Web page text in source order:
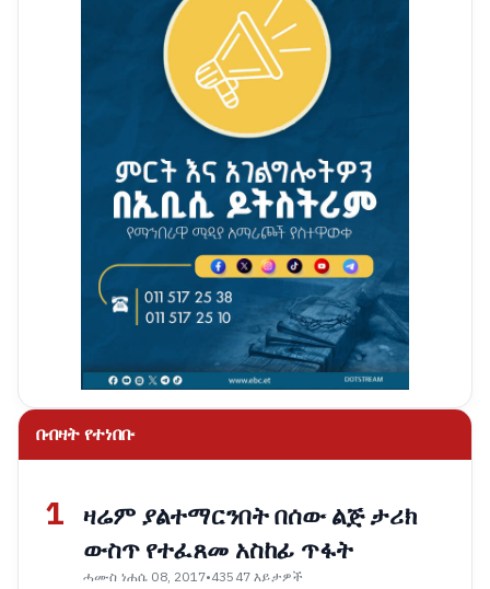
በብዛት የተነበቡ
1 ዛሬም ያልተማርንበት በሰው ልጅ ታሪክ
ውስጥ የተፈጸመ አስከፊ ጥፋት
ሓሙስ ነሐሴ 08, 2017•43547 እይታዎች